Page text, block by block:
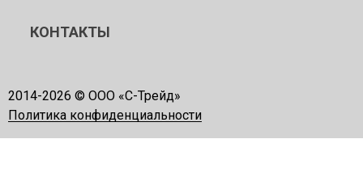
КОНТАКТЫ
2014-2026 © ООО «С-Трейд»
Политика конфиденциальности